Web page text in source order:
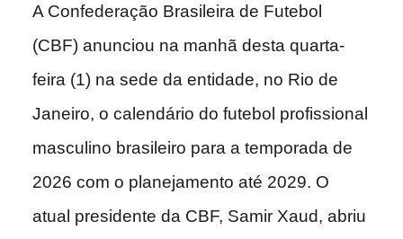
A Confederação Brasileira de Futebol
(CBF) anunciou na manhã desta quarta-
feira (1) na sede da entidade, no Rio de
Janeiro, o calendário do futebol profissional
masculino brasileiro para a temporada de
2026 com o planejamento até 2029. O
atual presidente da CBF, Samir Xaud, abriu